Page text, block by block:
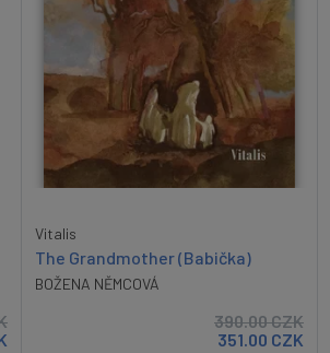
Vitalis
The Grandmother (Babička)
BOŽENA NĚMCOVÁ
390.00CZK
351.00 CZK